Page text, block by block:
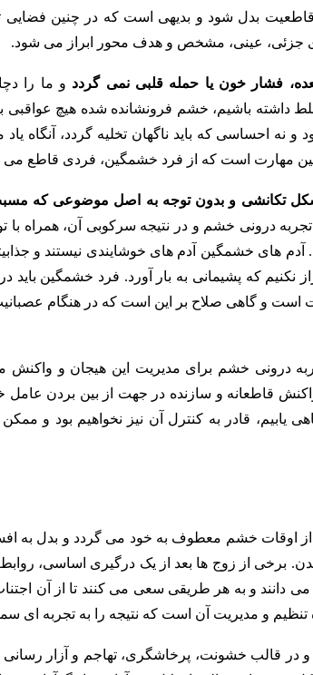
بدل شود و بدیهی است که در چنین فضایی
جزئی، عینی، مشخص و هدف محور ابراز می شود.
فشار خون یا حمله قلبی نمی گردد و ما را
داشته باشیم، خشم فرونشانده شده هیچ عواقبی
و نه احساسی که باید ناگهان تخلیه گردد، آنگاه
مهارت است که از فرد خشمگین، فردی قاطع می
تکانشی و بدون توجه به اصل موضوعی که
درونی خشم و در نتیجه سرکوبی آن، همراه با
های خشمگین آدم های خوشایندی نیستند و
که پشیمانی به بار آورد. فرد خشمگین باید
است و گاهی صلاح بر این است که در هنگام
درونی خشم برای مدیریت این هیجان و واکنش
قاطعانه و سازنده در جهت از بین بردن
یابیم، قادر به کنترل آن نیز نخواهیم بود و
اوقات خشم معطوف به خود می گردد و بدل به
برخی از زوج ها بعد از یک درگیری اساسی،
دانند و به هر طریقی سعی می کنند تا از آن
و مدیریت آن است که نتیجه را به تجربه ای
در قالب خشونت، پرخاشگری، تهاجم و آزار